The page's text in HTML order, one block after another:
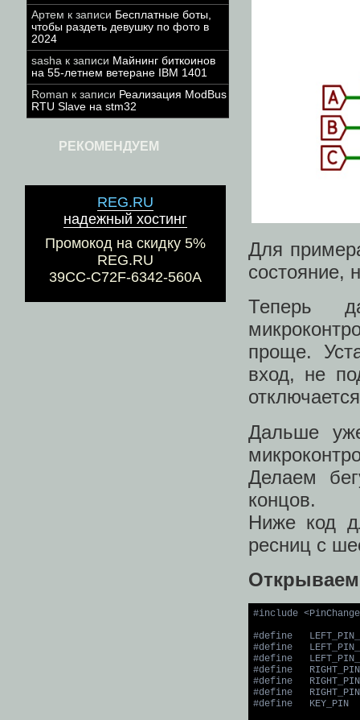
Артем к записи Бесплатные боты,
чтобы раздеть девушку по фото в
2024
sasha к записи Майнинг биткоинов
на 55-летнем ветеране IBM 1401
Roman к записи Реализация ModBus
RTU Slave на stm32
РЕКОМЕНДУЕМ
REG.RU
надежный хостинг
Промокод на скидку 5%
REG.RU
39CC-C72F-6342-560A
Для
состояние,
Теперь
проще.
вход, не
Дальше
Делаем
концов.
Ниже код
ресниц с
#include
#define
#define
#define
#define
#define
#define
#define
KEY_PIN